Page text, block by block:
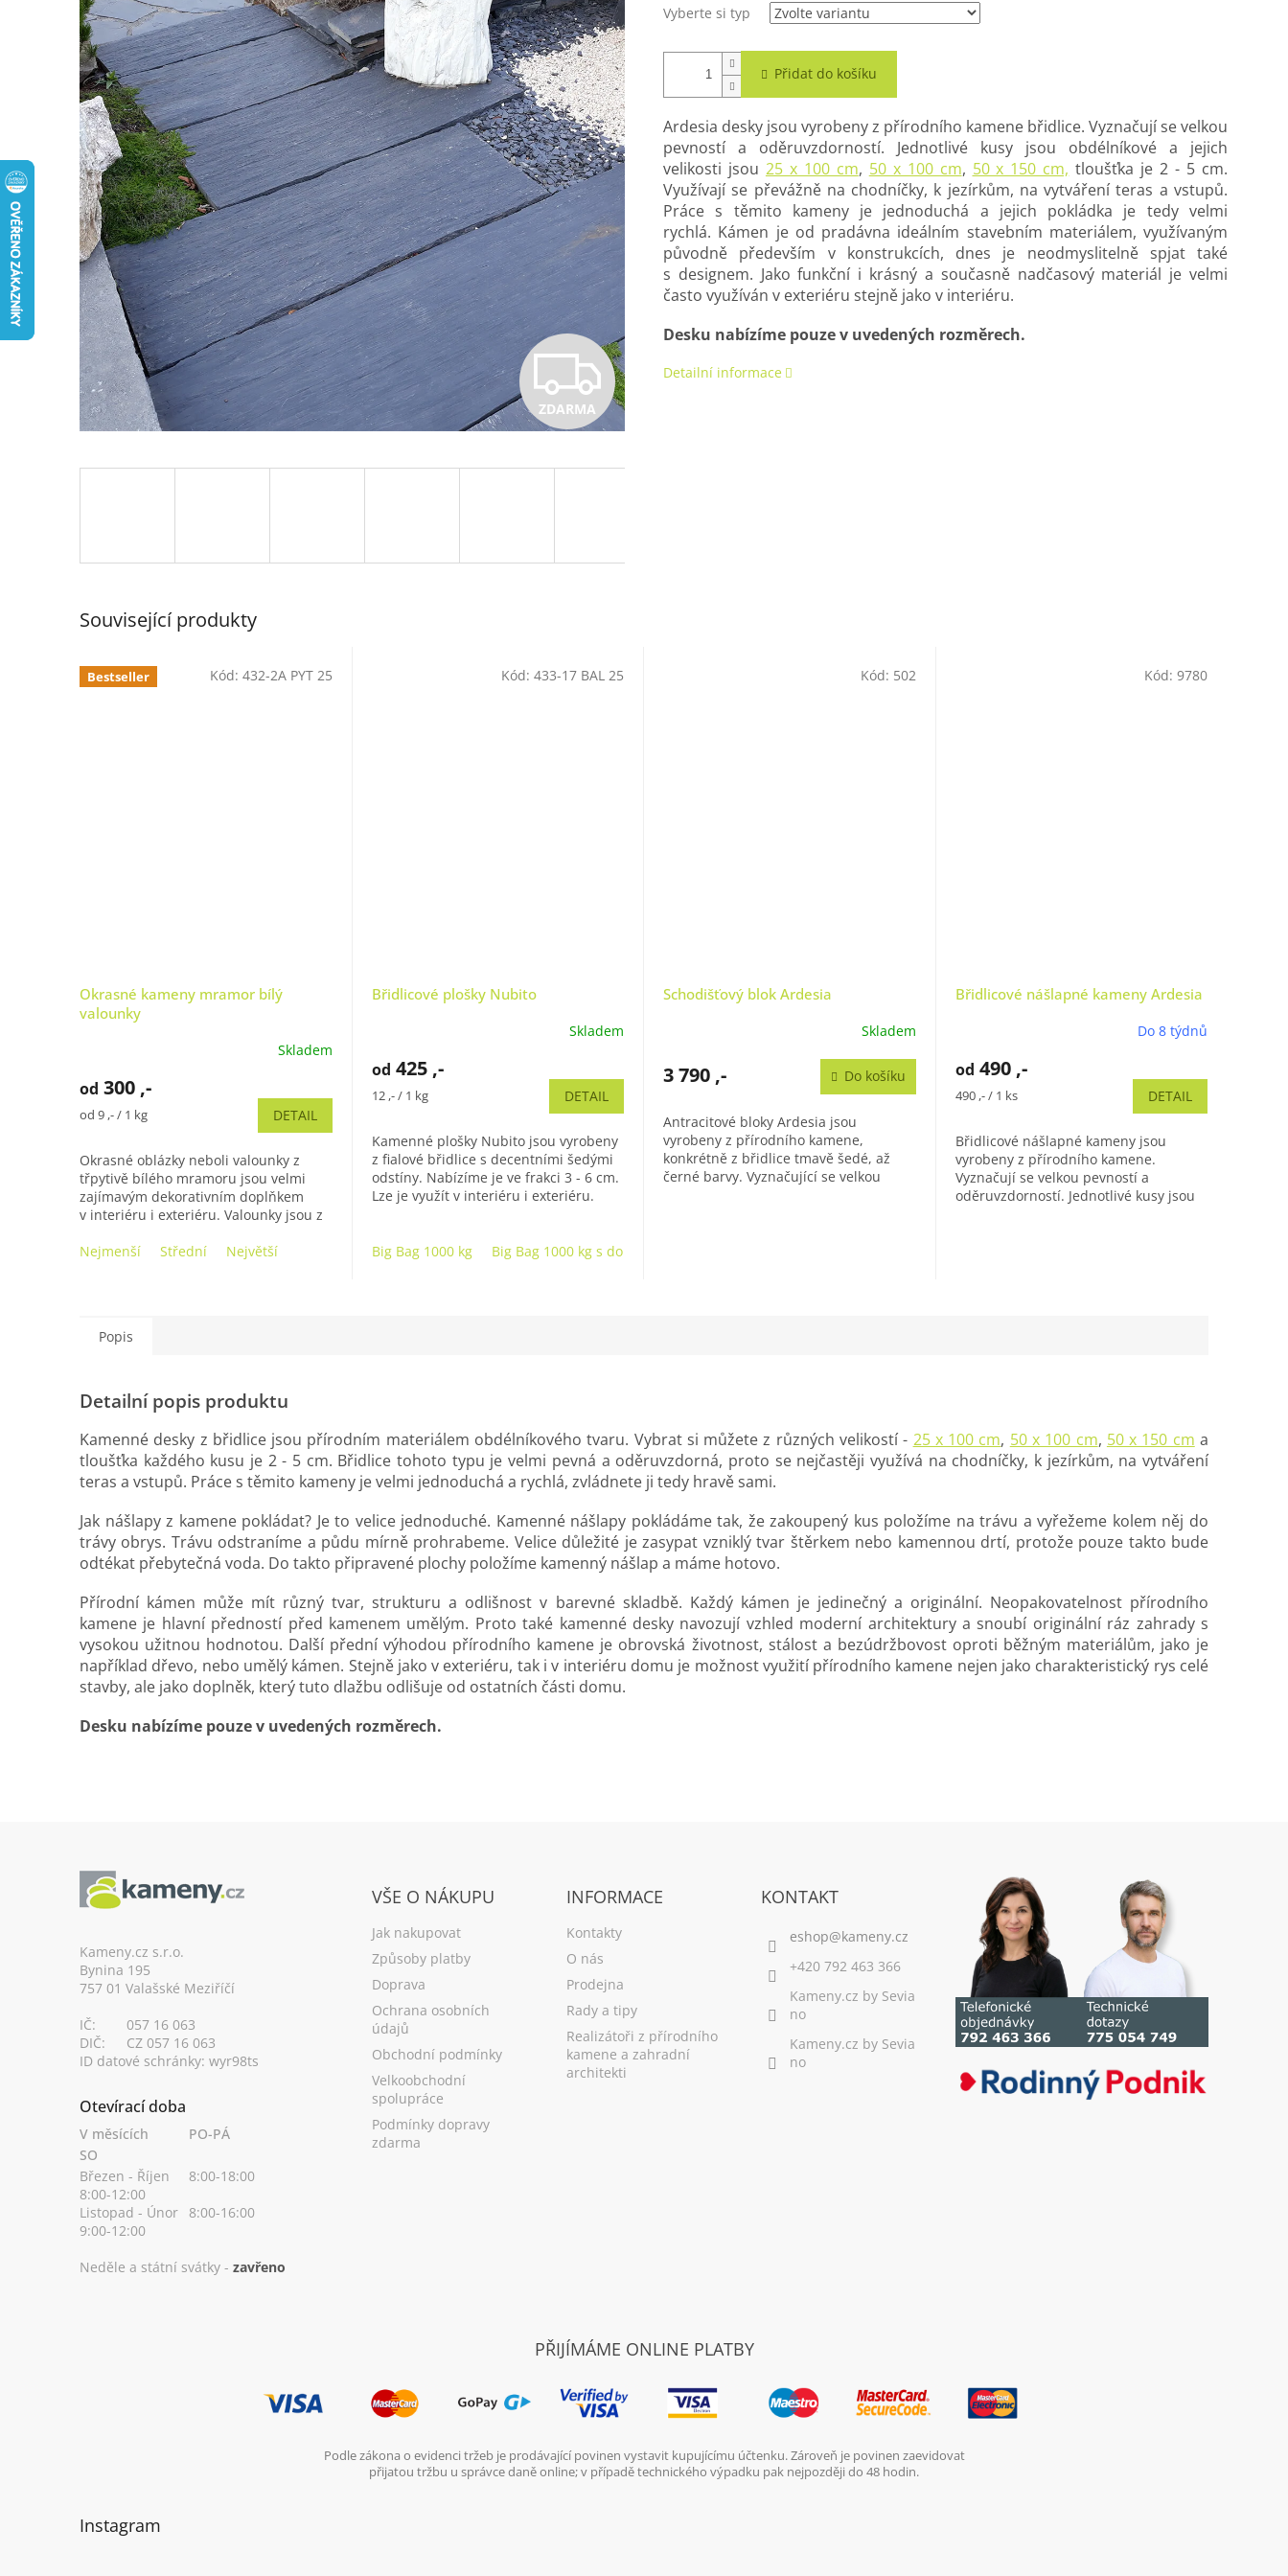
Z
D
R
ZDARMA
Vyberte si typ
Přidat do košíku
Ardesia desky jsou vyrobeny z přírodního kamene břidlice. Vyznačují se velkou
pevností a oděruvzdorností. Jednotlivé kusy jsou obdélníkové a jejich
velikosti jsou 25 x 100 cm, 50 x 100 cm, 50 x 150 cm, tloušťka je 2 - 5 cm.
Využívají se převážně na chodníčky, k jezírkům, na vytváření teras a vstupů.
Práce s těmito kameny je jednoduchá a jejich pokládka je tedy velmi
rychlá. Kámen je od pradávna ideálním stavebním materiálem, využívaným
původně především v konstrukcích, dnes je neodmyslitelně spjat také
s designem. Jako funkční i krásný a současně nadčasový materiál je velmi
často využíván v exteriéru stejně jako v interiéru.
Desku nabízíme pouze v uvedených rozměrech.
Detailní informace
Související produkty
Bestseller
Okrasné kameny mramor bílý
valounky
produktu
4,8
5
hvězdiček.
Skladem
od 300 ,-
Měrná
od 9 ,- / 1 kg DETAIL
Okrasné oblázky neboli valounky z
třpytivě bílého mramoru jsou velmi
zajímavým dekorativním doplňkem
v interiéru i exteriéru. Valounky jsou z
Nejmenší
Střední Největší
Kód: 432-2A PYT 25
Břidlicové plošky Nubito
produktu
je
5,0
5
hvězdiček.
Skladem
od 425 ,-
Měrná
12 ,- / 1 kg DETAIL
Kamenné plošky Nubito jsou vyrobeny
z fialové břidlice s decentními šedými
odstíny. Nabízíme je ve frakci 3 - 6 cm.
Lze je využít v interiéru i exteriéru.
Big Bag 1000 kg Big Bag 1000 kg s dopravou*
Kód: 433-17 BAL 25
Schodišťový blok Ardesia
Skladem
3 790 ,- Do košíku
Antracitové bloky Ardesia jsou
vyrobeny z přírodního kamene,
konkrétně z břidlice tmavě šedé, až
černé barvy. Vyznačující se velkou
Kód: 502
Břidlicové nášlapné kameny Ardesia
Do 8 týdnů
od 490 ,-
Měrná
490 ,- / 1 ks DETAIL
Břidlicové nášlapné kameny jsou
vyrobeny z přírodního kamene.
Vyznačují se velkou pevností a
oděruvzdorností. Jednotlivé kusy jsou
Kód: 9780
Popis
Detailní popis produktu
Kamenné desky z břidlice jsou přírodním materiálem obdélníkového tvaru. Vybrat si můžete z různých velikostí - 25 x 100 cm, 50 x 100 cm, 50 x 150 cm a
tloušťka každého kusu je 2 - 5 cm. Břidlice tohoto typu je velmi pevná a oděruvzdorná, proto se nejčastěji využívá na chodníčky, k jezírkům, na vytváření
teras a vstupů. Práce s těmito kameny je velmi jednoduchá a rychlá, zvládnete ji tedy hravě sami.
Jak nášlapy z kamene pokládat? Je to velice jednoduché. Kamenné nášlapy pokládáme tak, že zakoupený kus položíme na trávu a vyřežeme kolem něj do
trávy obrys. Trávu odstraníme a půdu mírně prohrabeme. Velice důležité je zasypat vzniklý tvar štěrkem nebo kamennou drtí, protože pouze takto bude
odtékat přebytečná voda. Do takto připravené plochy položíme kamenný nášlap a máme hotovo.
Přírodní kámen může mít různý tvar, strukturu a odlišnost v barevné skladbě. Každý kámen je jedinečný a originální. Neopakovatelnost přírodního
kamene je hlavní předností před kamenem umělým. Proto také kamenné desky navozují vzhled moderní architektury a snoubí originální ráz zahrady s
vysokou užitnou hodnotou. Další přední výhodou přírodního kamene je obrovská životnost, stálost a bezúdržbovost oproti běžným materiálům, jako je
například dřevo, nebo umělý kámen. Stejně jako v exteriéru, tak i v interiéru domu je možnost využití přírodního kamene nejen jako charakteristický rys celé
stavby, ale jako doplněk, který tuto dlažbu odlišuje od ostatních části domu.
Desku nabízíme pouze v uvedených rozměrech.
Kameny.cz s.r.o.
Bynina 195
757 01 Valašské Meziříčí
IČ:
057 16 063
DIČ:
CZ 057 16 063
ID datové schránky: wyr98ts
Otevírací doba
V měsících
PO-PÁ
SO
Březen - Říjen
8:00-18:00
8:00-12:00
Listopad - Únor 8:00-16:00
9:00-12:00
Neděle a státní svátky - zavřeno
VŠE O NÁKUPU
Jak nakupovat
Způsoby platby
Doprava
Ochrana osobních
údajů
Obchodní podmínky
Velkoobchodní
spolupráce
Podmínky dopravy
zdarma
INFORMACE
Kontakty
O nás
Prodejna
Rady a tipy
Realizátoři z přírodního
kamene a zahradní
architekti
KONTAKT
+420 792 463 366
Kameny.cz by Sevia
no
Kameny.cz by Sevia
no
PŘIJÍMÁME ONLINE PLATBY
Podle zákona o evidenci tržeb je prodávající povinen vystavit kupujícímu účtenku. Zároveň je povinen zaevidovat
přijatou tržbu u správce daně online; v případě technického výpadku pak nejpozději do 48 hodin.
Instagram